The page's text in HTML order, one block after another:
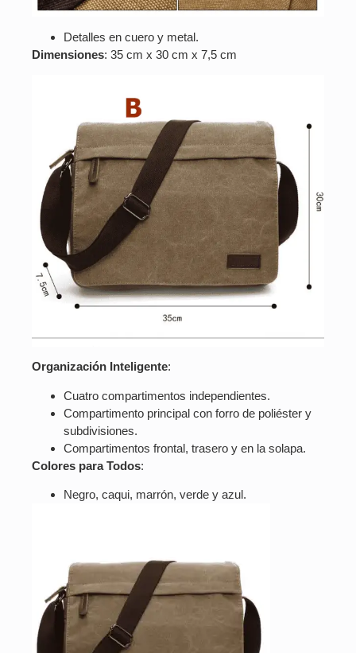
Detalles en cuero y metal.
Dimensiones: 35 cm x 30 cm x 7,5 cm
Organización Inteligente:
Cuatro compartimentos independientes.
Compartimento principal con forro de poliéster y
subdivisiones.
Compartimentos frontal, trasero y en la solapa.
Colores para Todos:
Negro, caqui, marrón, verde y azul.